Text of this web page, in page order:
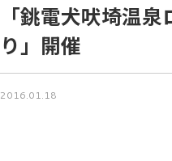
「銚電犬吠埼温
り」開催
2016.01.18